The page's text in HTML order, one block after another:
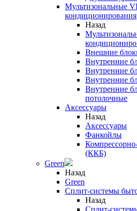
Мультизональные
кондиционирования
Назад
Внешние
Внутренние
Внутренние
Внутренние
Внутренние
потолочные
Аксессуары
Назад
Аксессуары
Фанкойлы
(ККБ)
Green
Назад
Green
Сплит-системы
Назад
Сплит-